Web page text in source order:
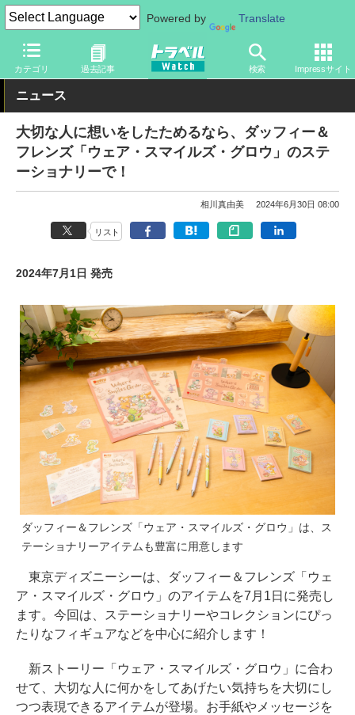
Powered by Translate
カテゴリ 過去記事 検索 Impressサイト
トラベル Watch 旅の情報 観光地 ディズニーリゾート
ニュース
大切な人に想いをしたためるなら、ダッフィー＆
フレンズ「ウェア・スマイルズ・グロウ」のステ
ーショナリーで！
相川真由美 2024年6月30日 08:00
リスト
2024年7月1日 発売
ダッフィー＆フレンズ「ウェア・スマイルズ・グロウ」は、ス
テーショナリーアイテムも豊富に用意します
東京ディズニーシーは、ダッフィー＆フレンズ「ウェ
ア・スマイルズ・グロウ」のアイテムを7月1日に発売し
ます。今回は、ステーショナリーやコレクションにぴっ
たりなフィギュアなどを中心に紹介します！
新ストーリー「ウェア・スマイルズ・グロウ」に合わ
せて、大切な人に何かをしてあげたい気持ちを大切にし
つつ表現できるアイテムが登場。お手紙やメッセージを